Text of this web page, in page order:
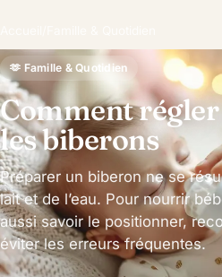
🫶 Famille & Quotidien
Comment
les biberons
Préparer un biberon ne se
lait et de l’eau. Pour nourrir
aussi savoir le positionner,
éviter les erreurs fréquentes.